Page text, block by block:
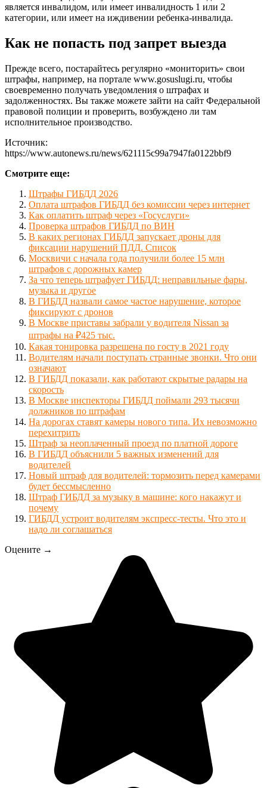
является инвалидом, или имеет инвалидность 1 или 2
категории, или имеет на иждивении ребенка-инвалида.
Как не попасть под запрет выезда
Прежде всего, постарайтесь регулярно «мониторить» свои
штрафы, например, на портале www.gosuslugi.ru, чтобы
своевременно получать уведомления о штрафах и
задолженностях. Вы также можете зайти на сайт Федеральной
правовой полиции и проверить, возбуждено ли там
исполнительное производство.
Источник:
https://www.autonews.ru/news/621115c99a7947fa0122bbf9
Смотрите еще:
Штрафы ГИБДД 2026
Оплата штрафов ГИБДД без комиссии через интернет
Как оплатить штраф через «Госуслуги»
Проверка штрафов ГИБДД по ВИН
В каких регионах ГИБДД запускает дроны для
фиксации нарушений ПДД. Список
Москвичи с начала года получили более 15 млн
штрафов с дорожных камер
За что теперь штрафует ГИБДД: неправильные фары,
музыка и другое
В ГИБДД назвали самое частое нарушение, которое
фиксируют с дронов
В Москве приставы забрали у водителя Nissan за
штрафы на ₽425 тыс.
Какая тонировка разрешена по госту в 2021 году
Водителям начали поступать странные звонки. Что они
означают
В ГИБДД показали, как работают скрытые радары на
скорость
В Москве инспекторы ГИБДД поймали 293 тысячи
должников по штрафам
На дорогах ставят камеры нового типа. Их невозможно
перехитрить
Штраф за неоплаченный проезд по платной дороге
В ГИБДД объяснили 5 важных изменений для
водителей
Новый штраф для водителей: тормозить перед камерами
будет бессмысленно
Штраф ГИБДД за музыку в машине: кого накажут и
почему
ГИБДД устроит водителям экспресс-тесты. Что это и
надо ли соглашаться
Оцените →